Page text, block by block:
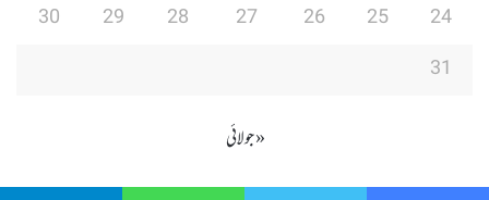
24
25
26
27
28
29
30
31
« جولائی